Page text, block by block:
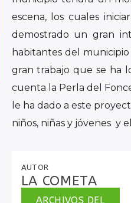
municipio tendrá un
escena, los cuales
demostrado un gran
habitantes del
gran trabajo que se ha
cuenta la Perla del
le ha dado a este
niños, niñas y jóvenes y
AUTOR
LA COMETA